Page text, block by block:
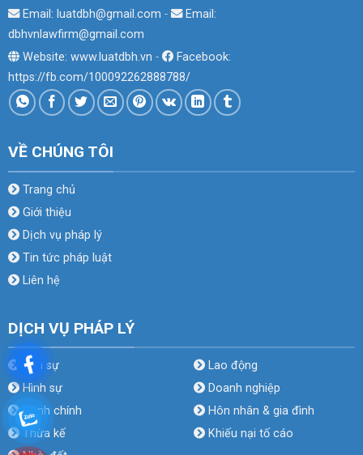
Email: luatdbh@gmail.com -
Email:
dbhvnlawfirm@gmail.com
Website: www.luatdbh.vn -
Facebook:
https://fb.com/100092262888788/
VỀ CHÚNG TÔI
Trang chủ
Giới thiệu
Dịch vụ pháp lý
Tin tức pháp luật
Liên hệ
DỊCH VỤ PHÁP LÝ
Dân sự
Hình sự
Hành chính
Thừa kế
Lao động
Doanh nghiệp
Hôn nhân & gia đình
Khiếu nại tố cáo